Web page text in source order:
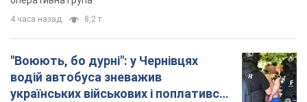
4 часа назад 8,2 т.
"Воюють, бо дурні": у Чернівцях
водій автобуса зневажив
українських військових і поплатився.